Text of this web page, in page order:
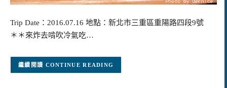
Trip Date：2016.07.16 地點：新北市三重區重陽路四段9號
＊＊來炸去啃吹冷氣吃…
CONTINUE READING